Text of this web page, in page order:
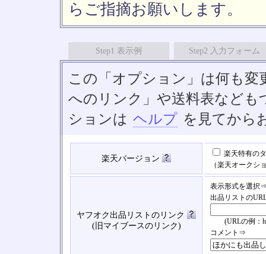
らご指摘お願いします。
Step1 表示例 Step2 入力フォーム
この「オプション」は何も
へのリンク」や送料表など
ションは ヘルプ を見てから
楽天バージョン
楽天特有の
（楽天オークシ
ヤフオク出品リストのリンク
(旧マイブースのリンク)
表示形式を選択
出品リストの
(URLの例：
コメント⇒